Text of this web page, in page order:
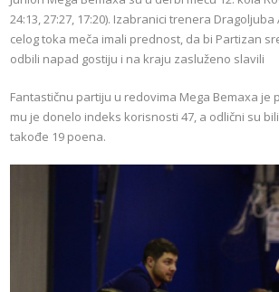
24:13, 27:27, 17:20). Izabranici trenera
celog toka meča imali prednost, da bi Partizan
odbili napad gostiju i na kraju zasluženo slavili
Fantastičnu partiju u redovima Mega Bemaxa je
mu je donelo indeks korisnosti 47, a odlični su
takođe 19 poena.